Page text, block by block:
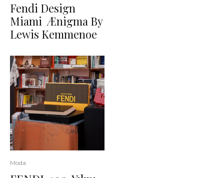
Fendi Design
Miami Ænigma By
Lewis Kemmenoe
Moda